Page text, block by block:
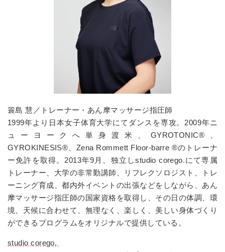
簑島 慧／トレーナー・あん摩マッサージ指圧師
1999年より日本女子体育大学にてダンスを専攻。2009年ニ
ューヨークへ単身渡米、GYROTONIC®、
GYROKINESIS®、Zena Rommett Floor-barre ®のトレーナ
ー免許を取得。2013年9月、独立しstudio corego.にて専属
トレーナー、大学の非常勤講師、リフレクソロジスト、トレ
ーニング育成、都内外イベントの出張などをしながら、あん
摩マッサージ指圧師の国家資格を取得し、その日の体調、環
境、天候に合わせて、無理なく、楽しく、美しい身体づくり
ができるプログラムをオリジナルで提供している。
studio corego.